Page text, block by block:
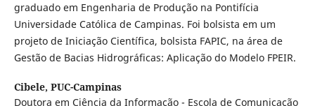
graduado em Engenharia de Produção na Pontifícia
Universidade Católica de Campinas. Foi bolsista em um
projeto de Iniciação Científica, bolsista FAPIC, na área de
Gestão de Bacias Hidrográficas: Aplicação do Modelo FPEIR.
Cibele, PUC-Campinas
Doutora em Ciência da Informação - Escola de Comunicação